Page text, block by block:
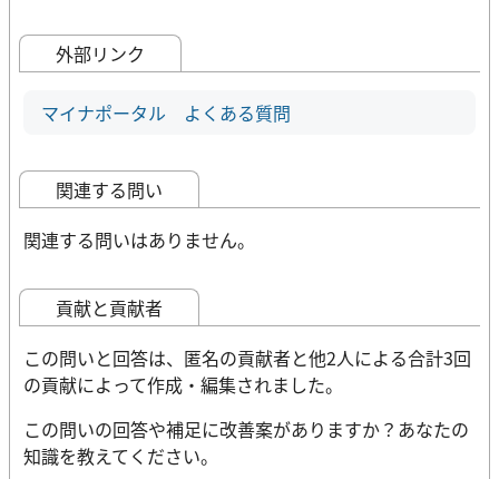
外部リンク
マイナポータル よくある質問
関連する問い
関連する問いはありません。
貢献と貢献者
この問いと回答は、匿名の貢献者と他2人による合計3回
の貢献によって作成・編集されました。
この問いの回答や補足に改善案がありますか？あなたの
知識を教えてください。